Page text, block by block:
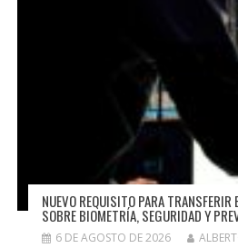
NUEVO REQUISITO PARA TRANSFERIR
SOBRE BIOMETRÍA, SEGURIDAD Y
6 DE AGOSTO DE 2026